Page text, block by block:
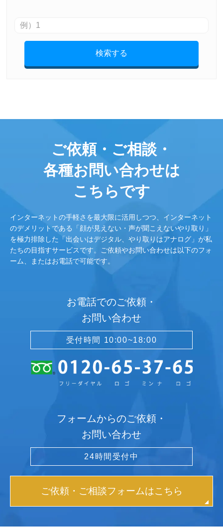
検索する
ご依頼・ご相談・
各種お問い合わせは
こちらです
インターネットの手軽さを最大限に活用しつつ、インターネット
のデメリットである「顔が見えない・声が聞こえないやり取り」
を極力排除した「出会いはデジタル、やり取りはアナログ」が私
たちの目指すサービスです。ご依頼やお問い合わせは以下のフォ
ーム、またはお電話で可能です。
お電話でのご依頼・
お問い合わせ
受付時間 10:00~18:00
フォームからのご依頼・
お問い合わせ
24時間受付中
ご依頼・ご相談フォームはこちら